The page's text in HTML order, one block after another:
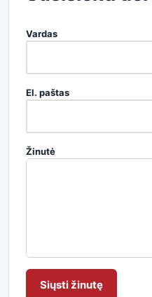
Vardas
El. paštas
Žinutė
Siųsti žinutę